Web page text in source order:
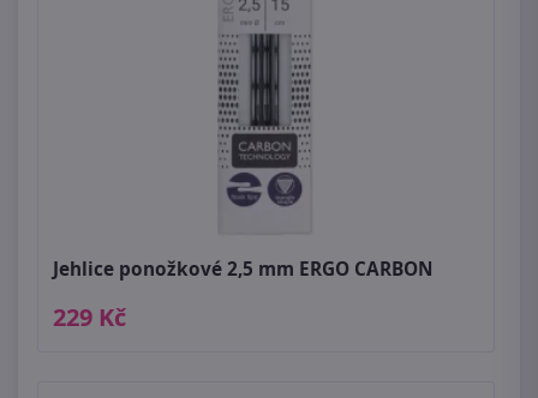
Jehlice ponožkové 2,5 mm ERGO CARBON
229 Kč